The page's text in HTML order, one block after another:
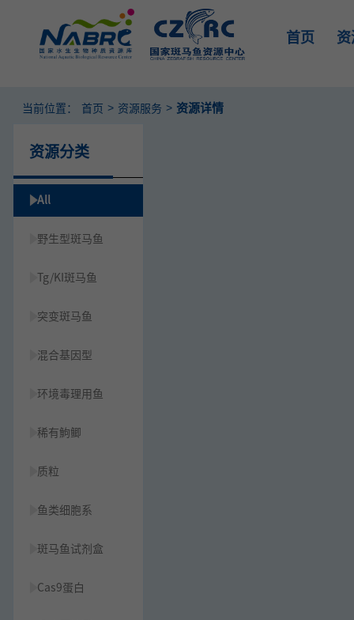
首页
当前位置： 首页 > 资源服务 > 资源详情
资源分类
All
野生型斑马鱼
Tg/KI斑马鱼
突变斑马鱼
混合基因型
环境毒理用鱼
稀有鮈鲫
质粒
鱼类细胞系
斑马鱼试剂盒
Cas9蛋白